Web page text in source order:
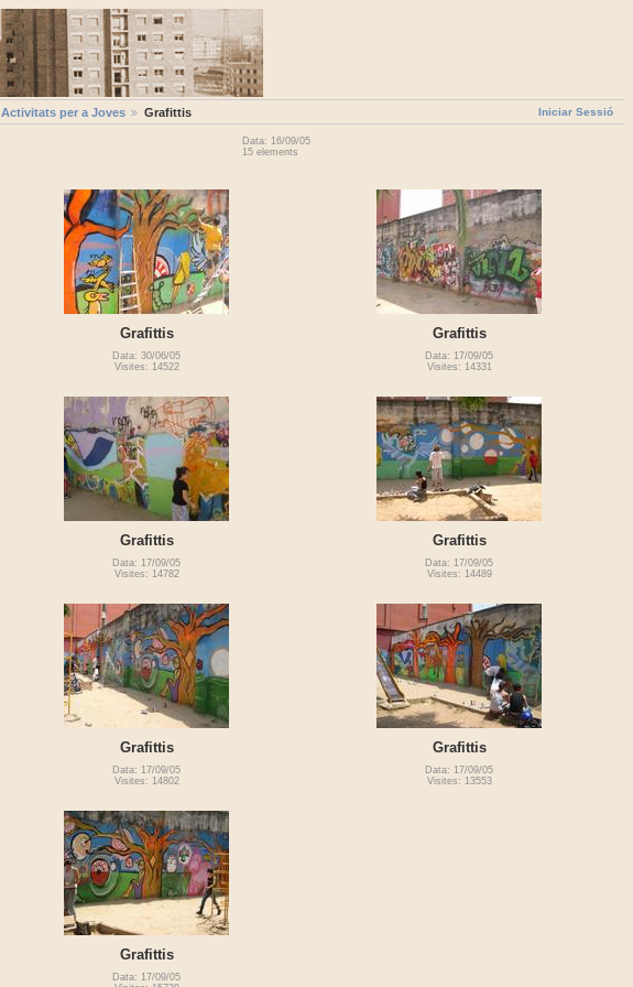
Iniciar Sessió
Activitats per a Joves Grafittis
Data: 16/09/05
15 elements
Grafittis
Data: 30/06/05
Visites: 14522
Grafittis
Data: 17/09/05
Visites: 14331
Grafittis
Data: 17/09/05
Visites: 14782
Grafittis
Data: 17/09/05
Visites: 14489
Grafittis
Data: 17/09/05
Visites: 14802
Grafittis
Data: 17/09/05
Visites: 13553
Grafittis
Data: 17/09/05